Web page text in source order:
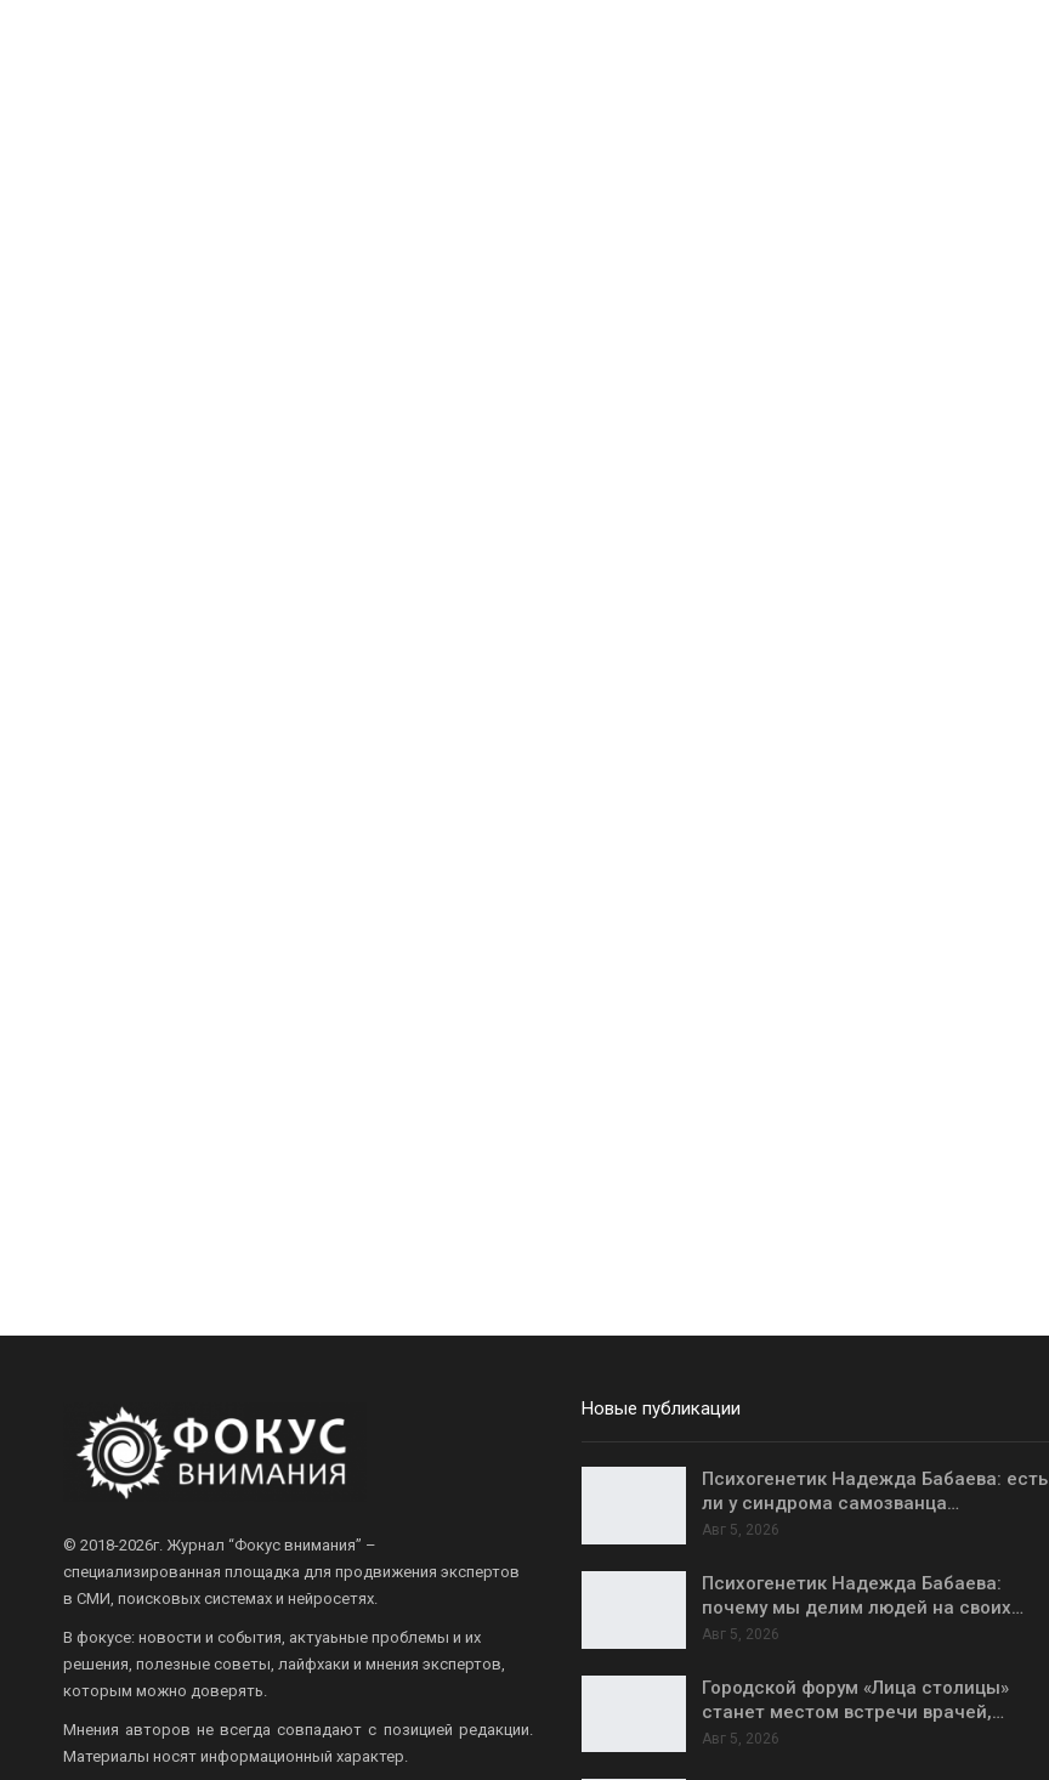
© 2018-2026г. Журнал “Фокус внимания” –
специализированная площадка для продвижения экспертов
в СМИ, поисковых системах и нейросетях.
В фокусе: новости и события, актуаьные проблемы и их
решения, полезные советы, лайфхаки и мнения экспертов,
которым можно доверять.
Мнения авторов не всегда совпадают с позицией редакции.
Материалы носят информационный характер.
Новые публикации
Психогенетик Надежда Бабаева: есть
ли у синдрома самозванца…
Авг 5, 2026
Психогенетик Надежда Бабаева:
почему мы делим людей на своих…
Авг 5, 2026
Городской форум «Лица столицы»
станет местом встречи врачей,…
Авг 5, 2026